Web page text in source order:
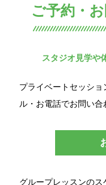
ご予約・
スタジオ見学や
プライベートセッシ
ル・お電話でお問い合
グループレッスンの